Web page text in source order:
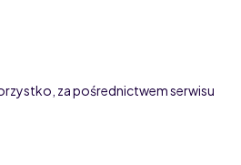
za pośrednictwem serwisu